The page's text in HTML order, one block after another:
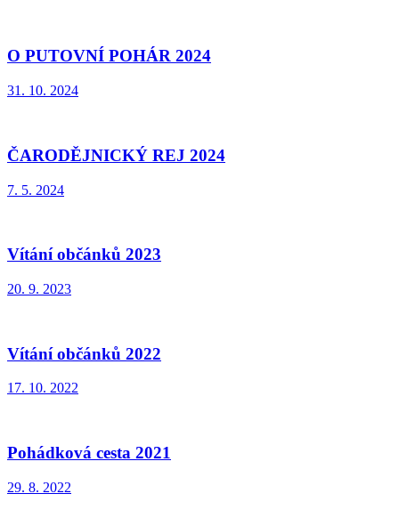
O PUTOVNÍ POHÁR 2024
31. 10. 2024
ČARODĚJNICKÝ REJ 2024
7. 5. 2024
Vítání občánků 2023
20. 9. 2023
Vítání občánků 2022
17. 10. 2022
Pohádková cesta 2021
29. 8. 2022